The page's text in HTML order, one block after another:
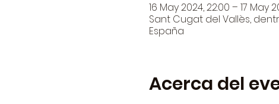
16 May 2024, 22:00 – 17 May
Sant Cugat del Vallès,
España
Acerca del